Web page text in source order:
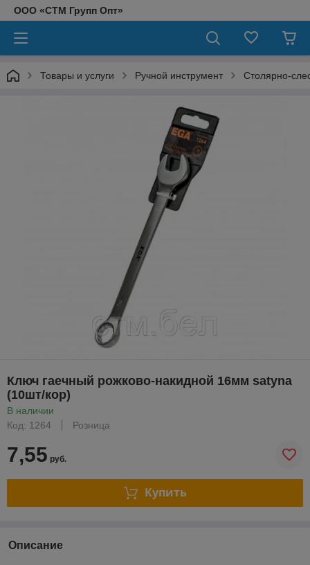
ООО «СТМ Групп Опт»
Товары и услуги Ручной инструмент Столярно-
Ключ гаечный рожково-накидной 16мм satyna
(10шт/кор)
В наличии
Код: 1264
Розница
7,55 руб.
Купить
Описание